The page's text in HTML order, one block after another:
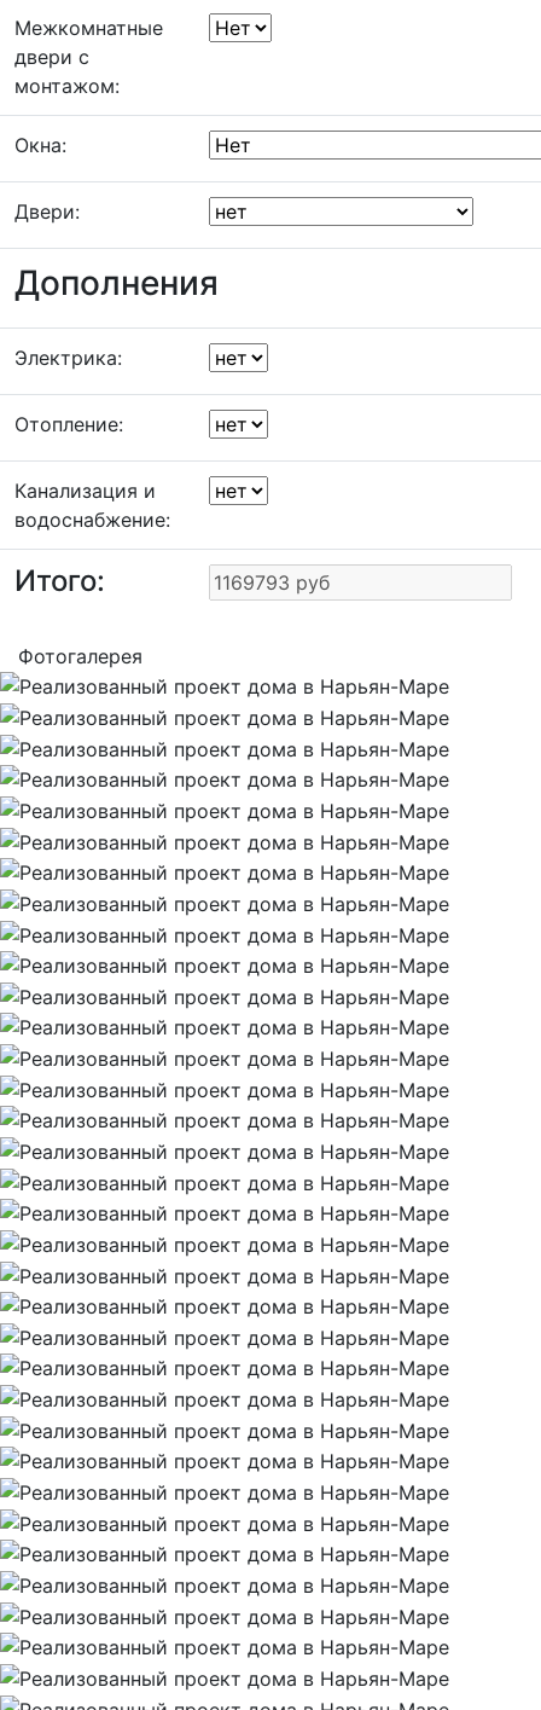
Межкомнатные
двери с
монтажом:
Окна:
Двери:
Дополнения
Электрика:
Отопление:
Канализация и
водоснабжение:
Итого:
Фотогалерея